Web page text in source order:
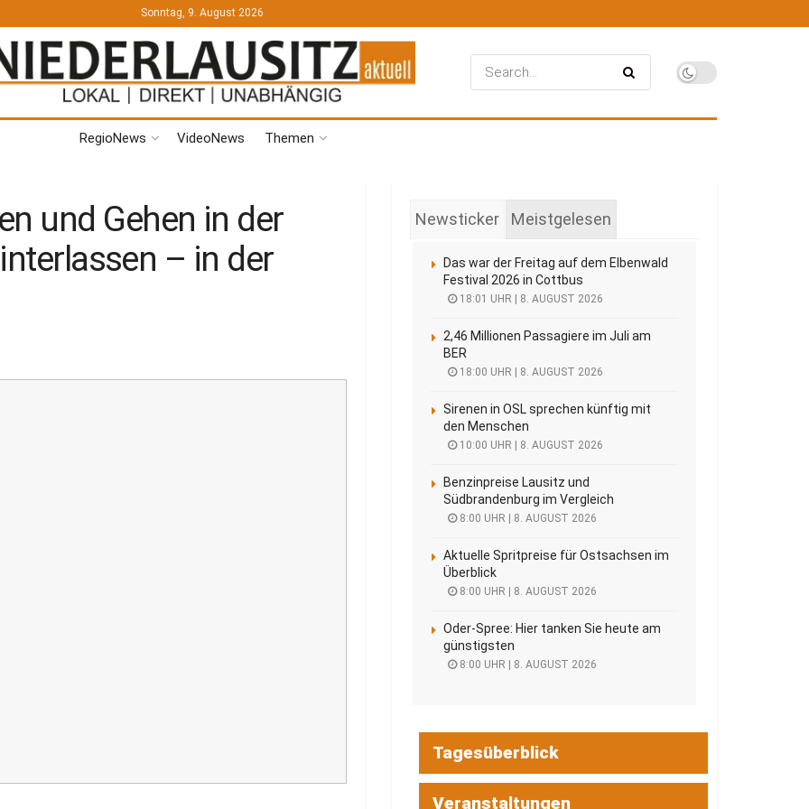
Sonntag, 9. August 2026
RegioNews VideoNews Themen
und Gehen in der
– in der
Newsticker Meistgelesen
Das war der Freitag auf dem Elbenwald
Festival 2026 in Cottbus
18:01 UHR | 8. AUGUST 2026
2,46 Millionen Passagiere im Juli am
BER
18:00 UHR | 8. AUGUST 2026
Sirenen in OSL sprechen künftig mit
den Menschen
10:00 UHR | 8. AUGUST 2026
Benzinpreise Lausitz und
Südbrandenburg im Vergleich
8:00 UHR | 8. AUGUST 2026
Aktuelle Spritpreise für Ostsachsen im
Überblick
8:00 UHR | 8. AUGUST 2026
Oder-Spree: Hier tanken Sie heute am
günstigsten
8:00 UHR | 8. AUGUST 2026
Tagesüberblick
Veranstaltungen